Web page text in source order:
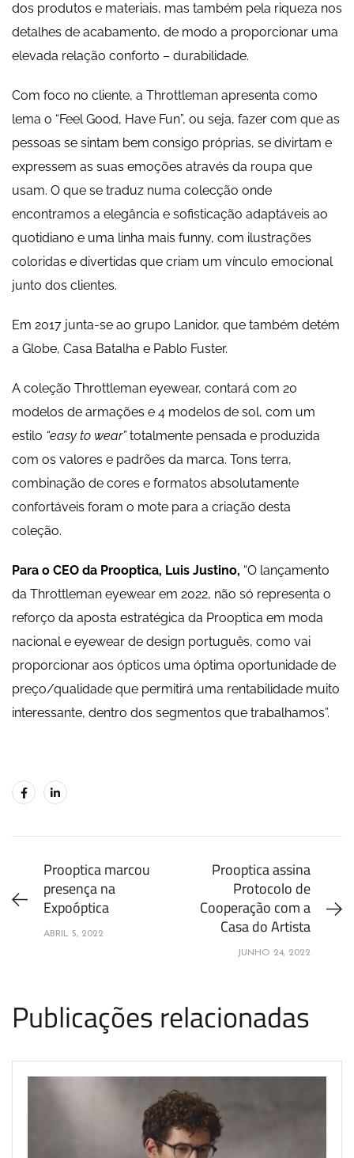
dos produtos e materiais, mas também pela riqueza nos
detalhes de acabamento, de modo a proporcionar uma
elevada relação conforto – durabilidade.
Com foco no cliente, a Throttleman apresenta como
lema o “Feel Good, Have Fun”, ou seja, fazer com que as
pessoas se sintam bem consigo próprias, se divirtam e
expressem as suas emoções através da roupa que
usam. O que se traduz numa colecção onde
encontramos a elegância e sofisticação adaptáveis ao
quotidiano e uma linha mais funny, com ilustrações
coloridas e divertidas que criam um vínculo emocional
junto dos clientes.
Em 2017 junta-se ao grupo Lanidor, que também detém
a Globe, Casa Batalha e Pablo Fuster.
A coleção Throttleman eyewear, contará com 20
modelos de armações e 4 modelos de sol, com um
estilo “easy to wear”totalmente pensada e produzida
com os valores e padrões da marca. Tons terra,
combinação de cores e formatos absolutamente
confortáveis foram o mote para a criação desta
coleção.
Para o CEO da Prooptica, Luis Justino, “O lançamento
da Throttleman eyewear em 2022, não só representa o
reforço da aposta estratégica da Prooptica em moda
nacional e eyewear de design português, como vai
proporcionar aos ópticos uma óptima oportunidade de
preço/qualidade que permitirá uma rentabilidade muito
interessante, dentro dos segmentos que trabalhamos”.
Prooptica marcou
presença na
Expoóptica
ABRIL 5, 2022
Prooptica assina
Protocolo de
Cooperação com a
Casa do Artista
JUNHO 24, 2022
Publicações relacionadas